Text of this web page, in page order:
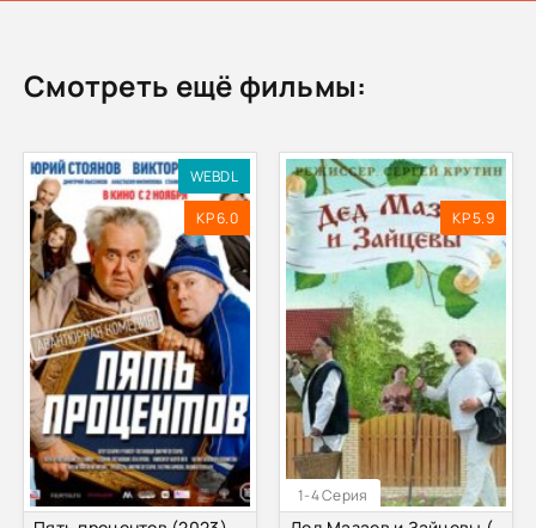
Смотреть ещё фильмы:
WEBDL
KP 6.0
1-4 Серия
KP 5.9